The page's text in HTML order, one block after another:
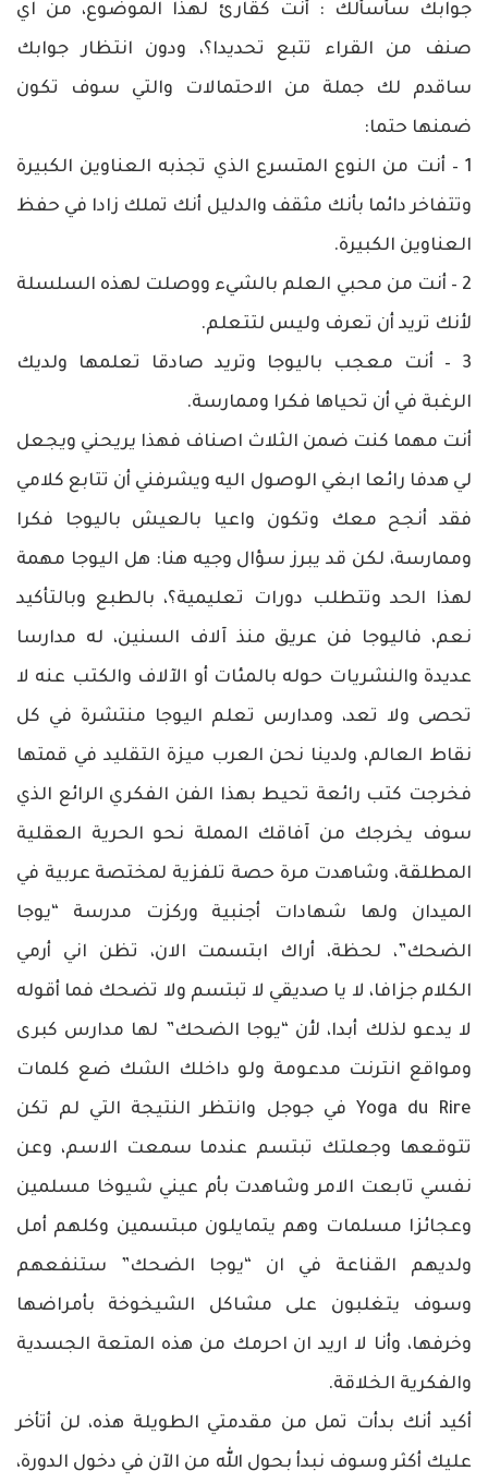
جوابك سأسألك : أنت كقارئ لهذا الموضوع، من اي
صنف من القراء تتبع تحديدا؟، ودون انتظار جوابك
ساقدم لك جملة من الاحتمالات والتي سوف تكون
ضمنها حتما:
1 – أنت من النوع المتسرع الذي تجذبه العناوين الكبيرة
وتتفاخر دائما بأنك مثقف والدليل أنك تملك زادا في حفظ
العناوين الكبيرة.
2 – أنت من محبي العلم بالشيء ووصلت لهذه السلسلة
لأنك تريد أن تعرف وليس لتتعلم.
3 – أنت معجب باليوجا وتريد صادقا تعلمها ولديك
الرغبة في أن تحياها فكرا وممارسة.
أنت مهما كنت ضمن الثلاث اصناف فهذا يريحني ويجعل
لي هدفا رائعا ابغي الوصول اليه ويشرفني أن تتابع كلامي
فقد أنجح معك وتكون واعيا بالعيش باليوجا فكرا
وممارسة، لكن قد يبرز سؤال وجيه هنا: هل اليوجا مهمة
لهذا الحد وتتطلب دورات تعليمية؟، بالطبع وبالتأكيد
نعم، فاليوجا فن عريق منذ آلاف السنين، له مدارسا
عديدة والنشريات حوله بالمئات أو الآلاف والكتب عنه لا
تحصى ولا تعد، ومدارس تعلم اليوجا منتشرة في كل
نقاط العالم، ولدينا نحن العرب ميزة التقليد في قمتها
فخرجت كتب رائعة تحيط بهذا الفن الفكري الرائع الذي
سوف يخرجك من آفاقك المملة نحو الحرية العقلية
المطلقة، وشاهدت مرة حصة تلفزية لمختصة عربية في
الميدان ولها شهادات أجنبية وركزت مدرسة “يوجا
الضحك”، لحظة، أراك ابتسمت الان، تظن اني أرمي
الكلام جزافا، لا يا صديقي لا تبتسم ولا تضحك فما أقوله
لا يدعو لذلك أبدا، لأن “يوجا الضحك” لها مدارس كبرى
ومواقع انترنت مدعومة ولو داخلك الشك ضع كلمات
Yoga du Rire في جوجل وانتظر النتيجة التي لم تكن
تتوقعها وجعلتك تبتسم عندما سمعت الاسم، وعن
نفسي تابعت الامر وشاهدت بأم عيني شيوخا مسلمين
وعجائزا مسلمات وهم يتمايلون مبتسمين وكلهم أمل
ولديهم القناعة في ان “يوجا الضحك” ستنفعهم
وسوف يتغلبون على مشاكل الشيخوخة بأمراضها
وخرفها، وأنا لا اريد ان احرمك من هذه المتعة الجسدية
والفكرية الخلاقة.
أكيد أنك بدأت تمل من مقدمتي الطويلة هذه، لن أتأخر
عليك أكثر وسوف نبدأ بحول الله من الآن في دخول الدورة،